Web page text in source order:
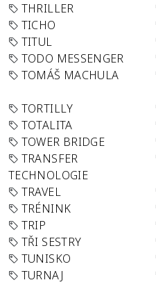
THRILLER
TICHO
TITUL
TODO MESSENGER
TOMÁŠ MACHULA
TORTILLY
TOTALITA
TOWER BRIDGE
TRANSFER
TECHNOLOGIE
TRAVEL
TRÉNINK
TRIP
TŘI SESTRY
TUNISKO
TURNAJ